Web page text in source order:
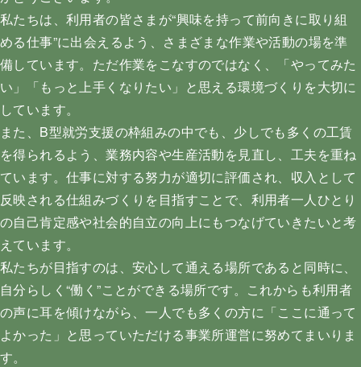
私たちは、利用者の皆さまが“興味を持って前向きに取り組
める仕事”に出会えるよう、さまざまな作業や活動の場を準
備しています。ただ作業をこなすのではなく、「やってみた
い」「もっと上手くなりたい」と思える環境づくりを大切に
しています。
また、B型就労支援の枠組みの中でも、少しでも多くの工賃
を得られるよう、業務内容や生産活動を見直し、工夫を重ね
ています。仕事に対する努力が適切に評価され、収入として
反映される仕組みづくりを目指すことで、利用者一人ひとり
の自己肯定感や社会的自立の向上にもつなげていきたいと考
えています。
私たちが目指すのは、安心して通える場所であると同時に、
自分らしく“働く”ことができる場所です。これからも利用者
の声に耳を傾けながら、一人でも多くの方に「ここに通って
よかった」と思っていただける事業所運営に努めてまいりま
す。